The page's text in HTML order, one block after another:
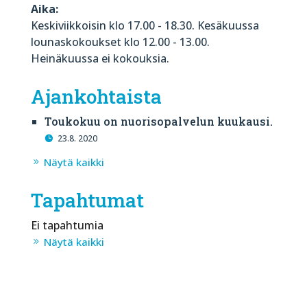
Aika:
Keskiviikkoisin klo 17.00 - 18.30. Kesäkuussa
lounaskokoukset klo 12.00 - 13.00.
Heinäkuussa ei kokouksia.
Ajankohtaista
Toukokuu on nuorisopalvelun kuukausi.
23.8. 2020
Näytä kaikki
Tapahtumat
Ei tapahtumia
Näytä kaikki